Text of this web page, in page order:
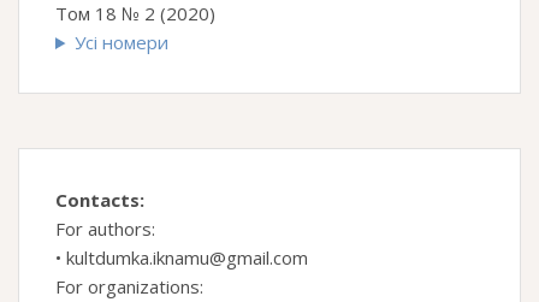
Том 18 № 2 (2020)
Усі номери
Contacts:
For authors:
• kultdumka.iknamu@gmail.com
For organizations: